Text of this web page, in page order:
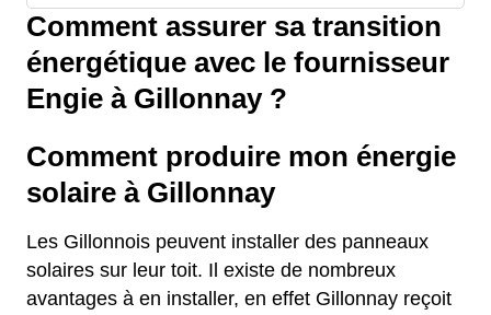
Comment assurer sa transition
énergétique avec le fournisseur
Engie à Gillonnay ?
Comment produire mon énergie
solaire à Gillonnay
Les Gillonnois peuvent installer des panneaux
solaires sur leur toit. Il existe de nombreux
avantages à en installer, en effet Gillonnay reçoit